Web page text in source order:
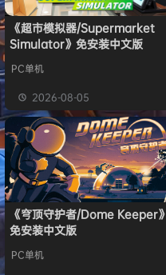
《超市模拟器/Supermarket
Simulator》免安装中文版
PC单机
2026-08-05
《穹顶守护者/Dome Keeper》
免安装中文版
PC单机